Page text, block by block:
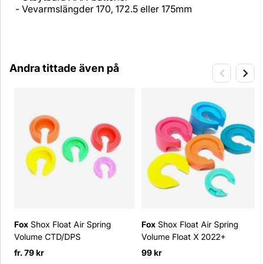
- Vevarmslängder 170, 172.5 eller 175mm
Andra tittade även på
Fox Shox Float Air Spring
Volume CTD/DPS
fr. 79 kr
Fox Shox Float Air Spring
Volume Float X 2022+
99 kr